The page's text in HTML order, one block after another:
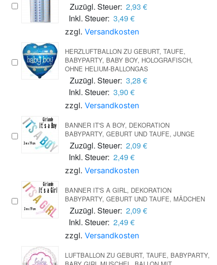
Zuzügl. Steuer: 2,93 €
Inkl. Steuer: 3,49 €
zzgl. Versandkosten
HERZLUFTBALLON ZU GEBURT, TAUFE,
BABYPARTY, BABY BOY, HOLOGRAFISCH,
OHNE HELIUM-BALLONGAS
Zuzügl. Steuer: 3,28 €
Inkl. Steuer: 3,90 €
zzgl. Versandkosten
BANNER IT'S A BOY, DEKORATION
BABYPARTY, GEBURT UND TAUFE, JUNGE
Zuzügl. Steuer: 2,09 €
Inkl. Steuer: 2,49 €
zzgl. Versandkosten
BANNER IT'S A GIRL, DEKORATION
BABYPARTY, GEBURT UND TAUFE, MÄDCHEN
Zuzügl. Steuer: 2,09 €
Inkl. Steuer: 2,49 €
zzgl. Versandkosten
LUFTBALLON ZU GEBURT, TAUFE, BABYPARTY,